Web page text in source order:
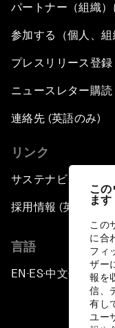
こ
ます
この
に合
フィ
ザー
報を
信、
有し
ユー
パートナー（組織）
参加する（個人、組
プレスリリース登録
ニュースレター購読
連絡先 (英語のみ)
リンク
サステナビリティへ
採用情報 (英語のみ)
言語
EN ▪ES▪中文▪ 日本語